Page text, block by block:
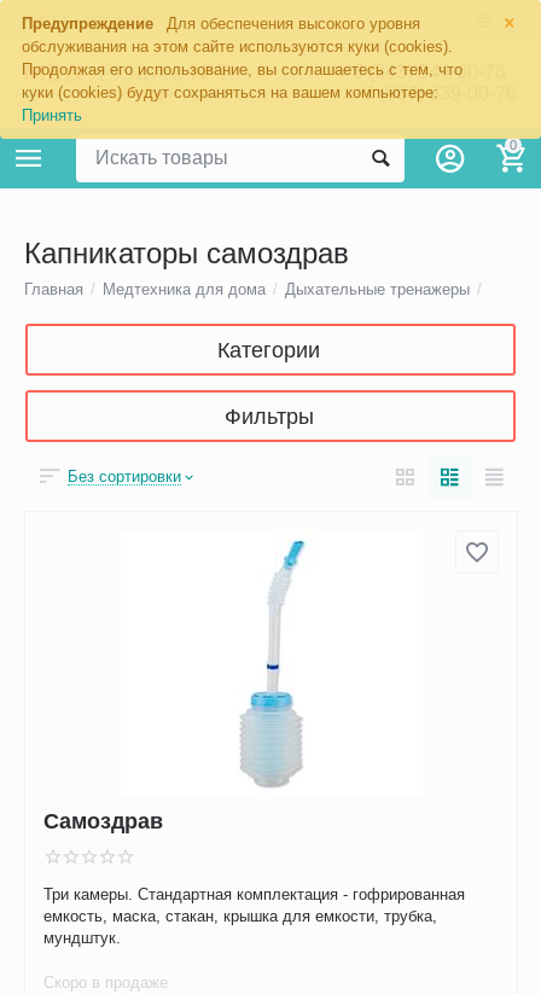
×
Предупреждение
Для обеспечения высокого уровня
обслуживания на этом сайте используются куки (cookies).
Продолжая его использование, вы соглашаетесь с тем, что
куки (cookies) будут сохраняться на вашем компьютере:
Принять
Екатеринбург
8 (343) 344-60-76
+7 (967) 639-00-76
0
Капникаторы самоздрав
Главная / Медтехника для дома / Дыхательные тренажеры /
Категории
Фильтры
Без сортировки
Самоздрав
Три камеры. Стандартная комплектация - гофрированная
емкость, маска, стакан, крышка для емкости, трубка,
мундштук.
Скоро в продаже